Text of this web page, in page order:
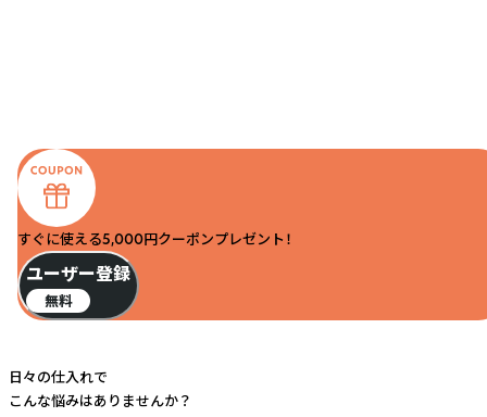
すぐに使える5,000円クーポンプレゼント！
ユーザー登録
無料
日々の仕入れで
こんな悩みはありませんか？